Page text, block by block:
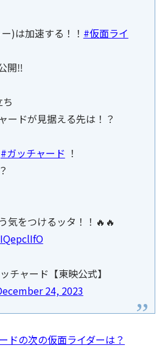
)は加速する！！ #仮面ライ
開‼️
ードが見据える先は！？
#ガッチャード ！
気をつけるッタ！！🔥🔥
チャード【東映公式】
24, 2023
ドの次の仮面ライダーは？